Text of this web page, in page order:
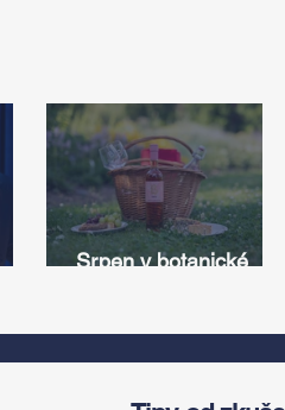
Srpen v botanické
světa a vinařské
oslavy